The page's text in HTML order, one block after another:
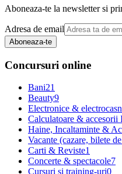
Aboneaza-te la newsletter si
Adresa de email
Aboneaza-te
Concursuri online
Bani21
Beauty9
Electronice &
Calculatoare & accesorii
Haine, Incaltaminte &
Vacante (cazare, bilete
Carti & Reviste1
Concerte & spectacole7
Cursuri si training-uri0